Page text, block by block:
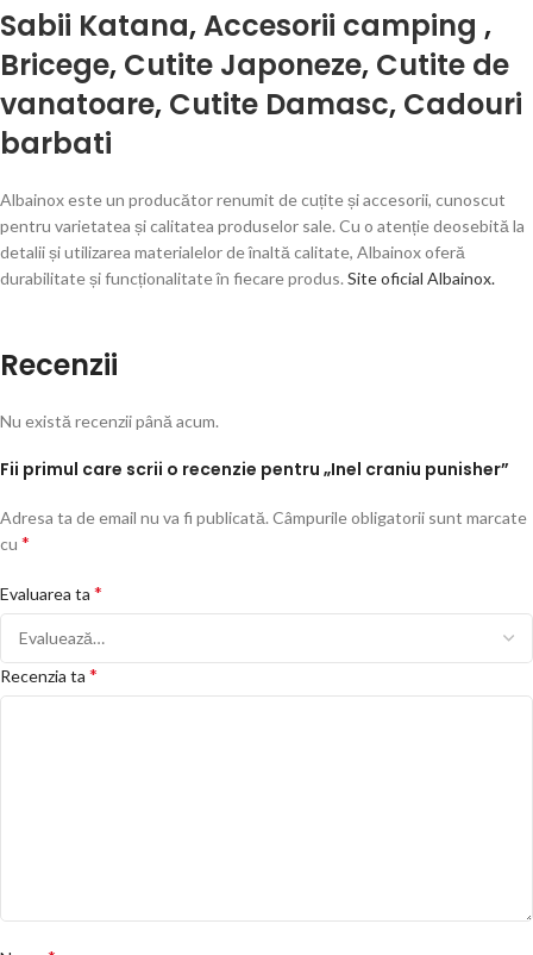
Sabii Katana,Accesorii camping ,
Bricege, Cutite Japoneze, Cutite de
vanatoare, Cutite Damasc, Cadouri
barbati
Albainox este un producător renumit de cuțite și accesorii, cunoscut
pentru varietatea și calitatea produselor sale. Cu o atenție deosebită la
detalii și utilizarea materialelor de înaltă calitate, Albainox oferă
durabilitate și funcționalitate în fiecare produs.Site oficial Albainox.
Recenzii
Nu există recenzii până acum.
Fii primul care scrii o recenzie pentru „Inel craniu punisher”
Adresa ta de email nu va fi publicată.Câmpurile obligatorii sunt marcate
cu *
Evaluarea ta *
Recenzia ta *